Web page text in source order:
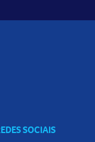
SOCIAIS